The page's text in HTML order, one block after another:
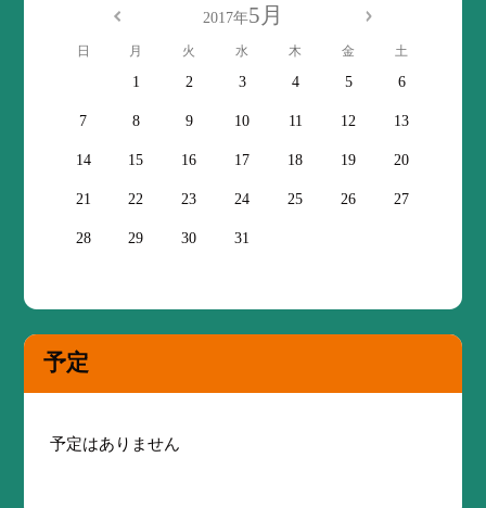
2017年5月
日 月 火 水 木 金 土
1 2 3 4 5 6
7 8 9 10 11 12 13
14 15 16 17 18 19 20
21 22 23 24 25 26 27
28 29 30 31
予定
予定はありません